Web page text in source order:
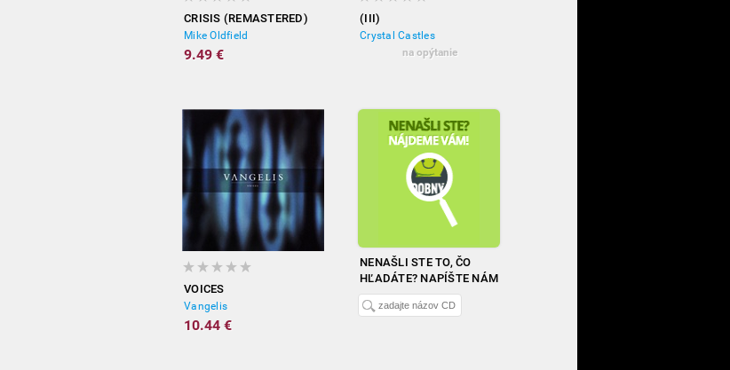
CRISIS (REMASTERED)
Mike Oldfield
9.49 €
(III)
Crystal Castles
na opýtanie
VOICES
Vangelis
10.44 €
NENAŠLI STE TO, ČO
HĽADÁTE? NAPÍŠTE NÁM